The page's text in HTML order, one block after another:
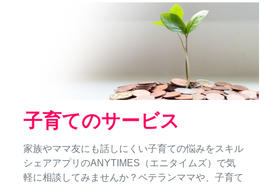
子育てのサービス
家族やママ友にも話しにくい子育ての悩みをスキル
シェアアプリのANYTIMES（エニタイムズ）で気
軽に相談してみませんか？ベテランママや、子育て